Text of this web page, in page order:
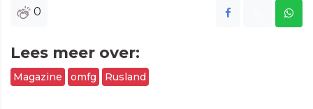
0
Lees meer over:
Magazine omfg Rusland